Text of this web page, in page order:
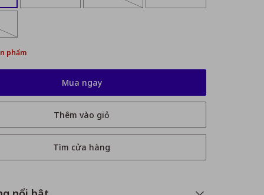
phẩm
Mua ngay
Thêm vào giỏ
Tìm cửa hàng